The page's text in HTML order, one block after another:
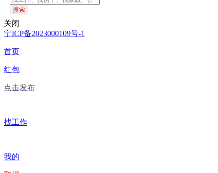
搜索
关闭
宁ICP备2023000109号-1
首页
红包
点击发布
找工作
我的